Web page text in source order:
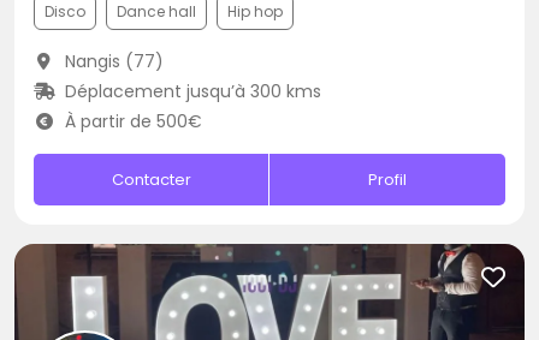
Disco Dance hall Hip hop
Nangis (77)
Déplacement jusqu’à 300 kms
À partir de 500€
Contacter Profil